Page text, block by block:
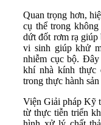
Quan trọng hơn,
cụ thể trong
dứt đốt rơm rạ giúp
vi sinh giúp khử
nhiễm cục bộ.
khí nhà kính thực
trong thực hành
Viện Giải pháp Kỹ
từ thực tiễn triển